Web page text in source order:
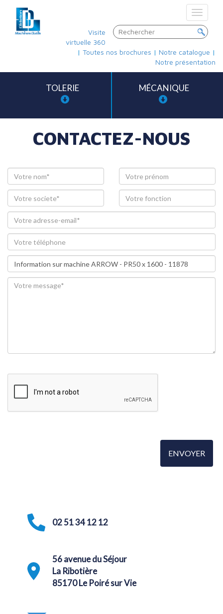
Toggle
Visite
virtuelle 360
| Toutes nos brochures | Notre catalogue |
Notre présentation
TOLERIE MÉCANIQUE
CONTACTEZ-NOUS
02 51 34 12 12
56 avenue du Séjour
La Ribotière
85170 Le Poiré sur Vie